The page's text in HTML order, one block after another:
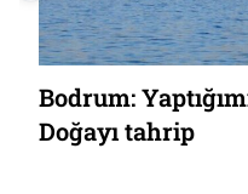
Bodrum:
Doğayı tahrip